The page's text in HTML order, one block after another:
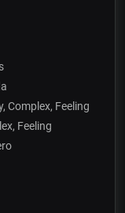
Complex, Feeling
Feeling